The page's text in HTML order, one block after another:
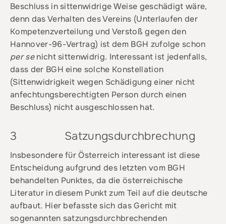
Beschluss in sittenwidrige Weise geschädigt wäre,
denn das Verhalten des Vereins (Unterlaufen der
Kompetenzverteilung und Verstoß gegen den
Hannover-96-Vertrag) ist dem BGH zufolge schon
per senicht sittenwidrig. Interessant ist jedenfalls,
dass der BGH eine solche Konstellation
(Sittenwidrigkeit wegen Schädigung einer nicht
anfechtungsberechtigten Person durch einen
Beschluss) nicht ausgeschlossen hat.
3 Satzungsdurchbrechung
Insbesondere für Österreich interessant ist diese
Entscheidung aufgrund des letzten vom BGH
behandelten Punktes, da die österreichische
Literatur in diesem Punkt zum Teil auf die deutsche
aufbaut. Hier befasste sich das Gericht mit
sogenannten satzungsdurchbrechenden